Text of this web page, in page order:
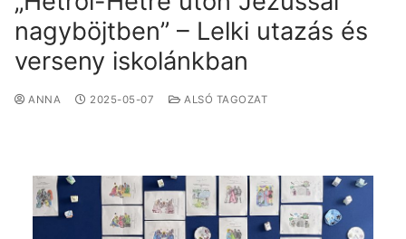
nagyböjtben” – Lelki utazás és
verseny iskolánkban
ANNA 2025-05-07 ALSÓ TAGOZAT